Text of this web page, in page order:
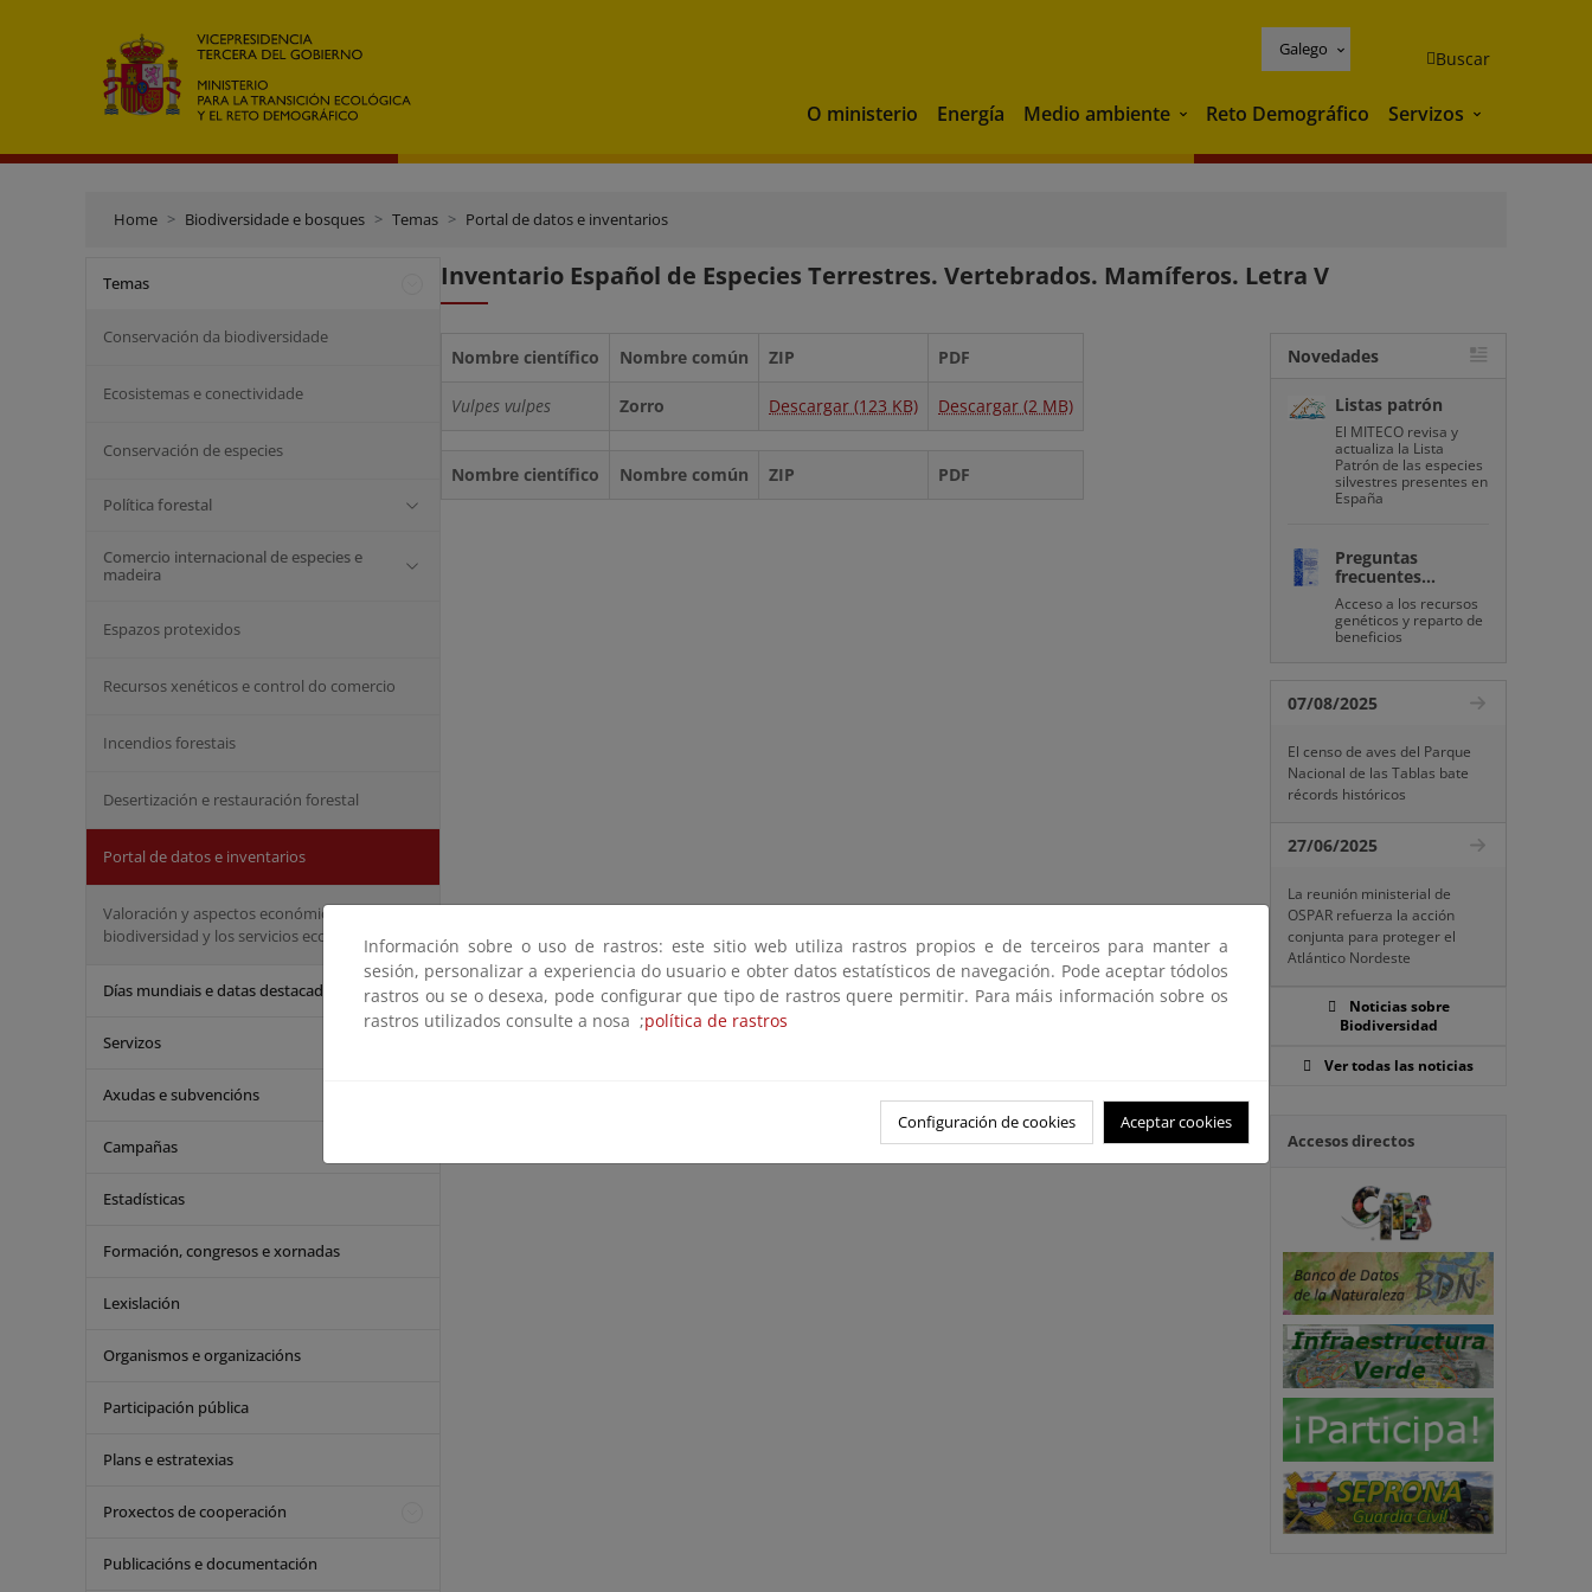
Galego Buscar
O ministerio Energía Medio ambiente Medio ambiente
Reto Demográfico Servizos Servizos
Home Biodiversidade e bosques Temas Portal de datos e inventarios
Temas
Conservación da biodiversidade
Ecosistemas e conectividade
Conservación de especies
Política forestal
Comercio internacional de especies e
madeira
Espazos protexidos
Recursos xenéticos e control do comercio
Incendios forestais
Desertización e restauración forestal
Portal de datos e inventarios
Valoración y aspectos económicos de la
biodiversidad y los servicios ecosistémicos
Días mundiais e datas destacadas
Servizos
Axudas e subvencións
Campañas
Estadísticas
Formación, congresos e xornadas
Lexislación
Organismos e organizacións
Participación pública
Plans e estratexias
Proxectos de cooperación
Publicacións e documentación
Inventario Español de Especies Terrestres. Vertebrados. Mamíferos. Letra V
Nombre científico Nombre común ZIP PDF
Vulpes vulpes Zorro Descargar (123 KB) Descargar (2 MB)
Nombre científico Nombre común ZIP PDF
Novedades
Listas patrón
El MITECO revisa y
actualiza la Lista
Patrón de las especies
silvestres presentes en
España
Preguntas
frecuentes...
Acceso a los recursos
genéticos y reparto de
beneficios
07/08/2025
El censo de aves del Parque
Nacional de las Tablas bate
récords históricos
27/06/2025
La reunión ministerial de
OSPAR refuerza la acción
conjunta para proteger el
Atlántico Nordeste
Noticias sobre
Biodiversidad
Ver todas las noticias
Accesos directos
Información sobre o uso de rastros: este sitio web utiliza rastros propios e de terceiros para manter a
sesión, personalizar a experiencia do usuario e obter datos estatísticos de navegación. Pode aceptar tódolos
rastros ou se o desexa, pode configurar que tipo de rastros quere permitir. Para máis información sobre os
rastros utilizados consulte a nosa ;política de rastros
Configuración de cookies Aceptar cookies